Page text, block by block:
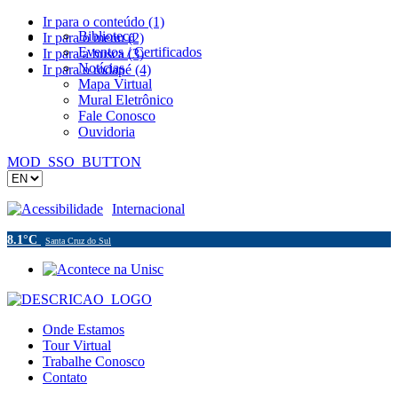
Ir para o conteúdo (1)
Ir para o menu (2)
Ir para a busca (3)
Ir para o rodapé (4)
Biblioteca
Eventos / Certificados
Notícias
Mapa Virtual
Mural Eletrônico
Fale Conosco
Ouvidoria
MOD_SSO_BUTTON
Acessibilidade Internacional
8.1°C Santa Cruz do Sul
Onde Estamos
Tour Virtual
Trabalhe Conosco
Contato